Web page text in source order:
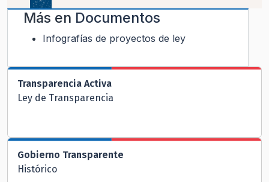
Más en Documentos
Infografías de proyectos de ley
Transparencia Activa
Ley de Transparencia
Gobierno Transparente
Histórico